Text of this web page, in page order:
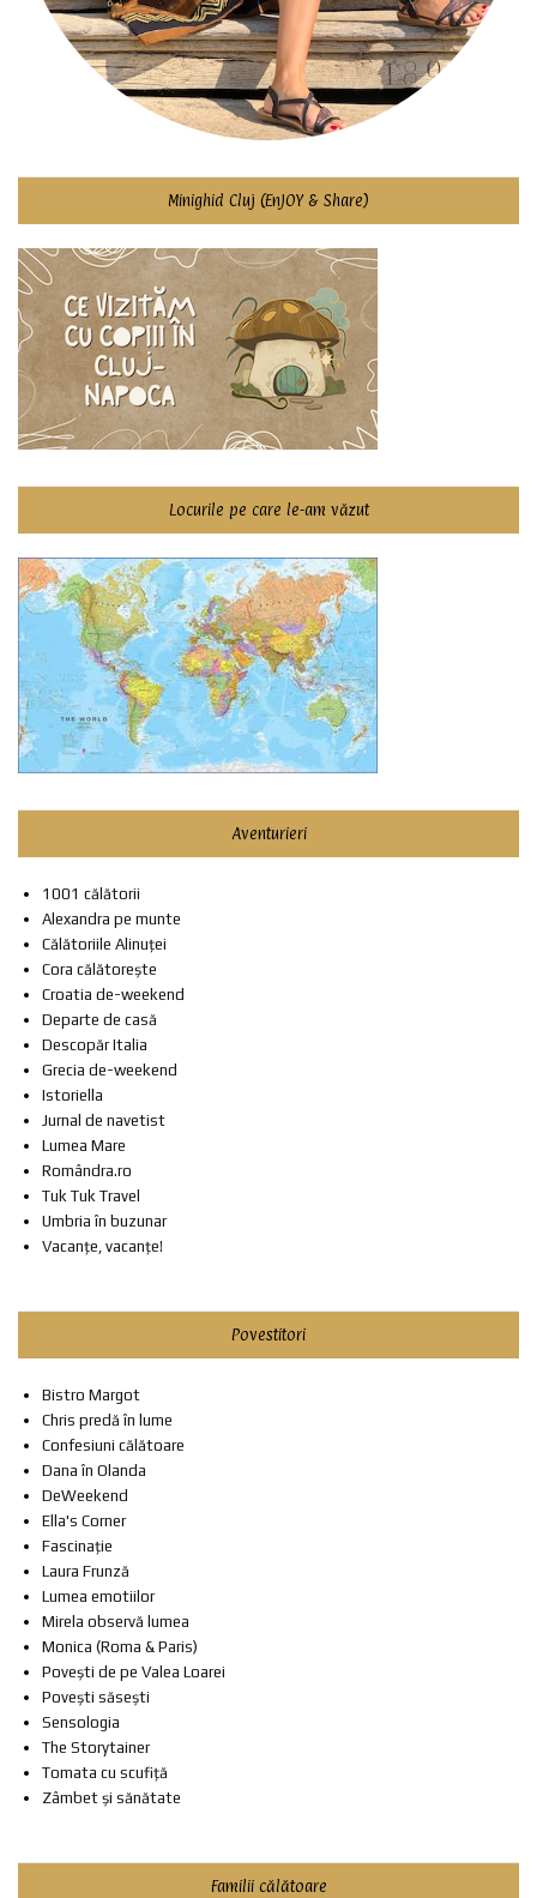
Minighid Cluj (EnJOY & Share)
Locurile pe care le-am văzut
Aventurieri
1001 călătorii
Alexandra pe munte
Călătoriile Alinuței
Cora călătorește
Croatia de-weekend
Departe de casă
Descopăr Italia
Grecia de-weekend
Istoriella
Jurnal de navetist
Lumea Mare
Romândra.ro
Tuk Tuk Travel
Umbria în buzunar
Vacanțe, vacanțe!
Povestitori
Bistro Margot
Chris predă în lume
Confesiuni călătoare
Dana în Olanda
DeWeekend
Ella's Corner
Fascinație
Laura Frunză
Lumea emotiilor
Mirela observă lumea
Monica (Roma & Paris)
Povești de pe Valea Loarei
Povești săsești
Sensologia
The Storytainer
Tomata cu scufiță
Zâmbet și sănătate
Familii călătoare